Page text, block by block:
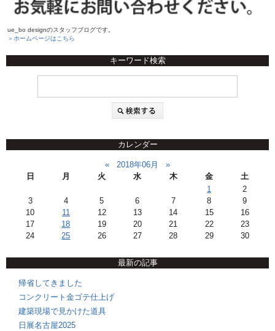
ue_bo designのスタッフブログです。
＞ホームページはこちら
キーワード検索
カレンダー
« 2018年06月
»
日
月 火 水 木 金
土
1
2
3
4 5 6 7 8
9
10
11 12 13 14 15
16
17
18 19 20 21 22
23
24
25 26 27 28 29 30
最新の記事
帰省してきました
コンクリート金ゴテ仕上げ
建築現場で見かけた道具
日展名古屋2025